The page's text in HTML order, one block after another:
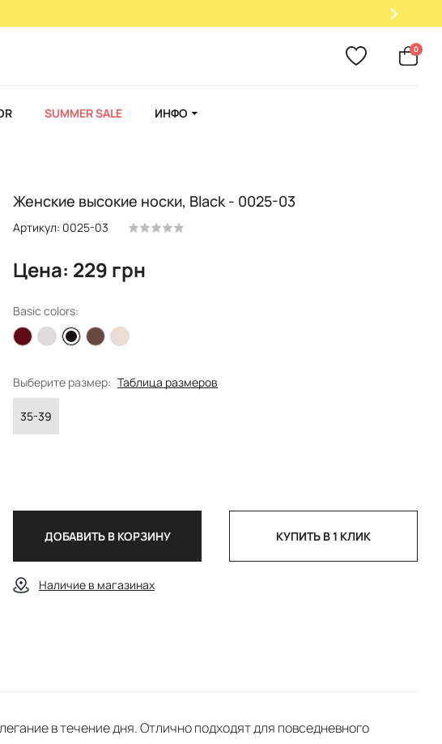
0
SUMMER SALE ИНФО
Женские высокие носки, Black - 0025-03
Артикул: 0025-03
Цена: 229 грн
Basic colors:
Выберите размер: Таблица размеров
35-39
ДОБАВИТЬ В КОРЗИНУ КУПИТЬ В 1 КЛИК
Наличие в магазинах
в течение дня. Отлично подходят для повседневного